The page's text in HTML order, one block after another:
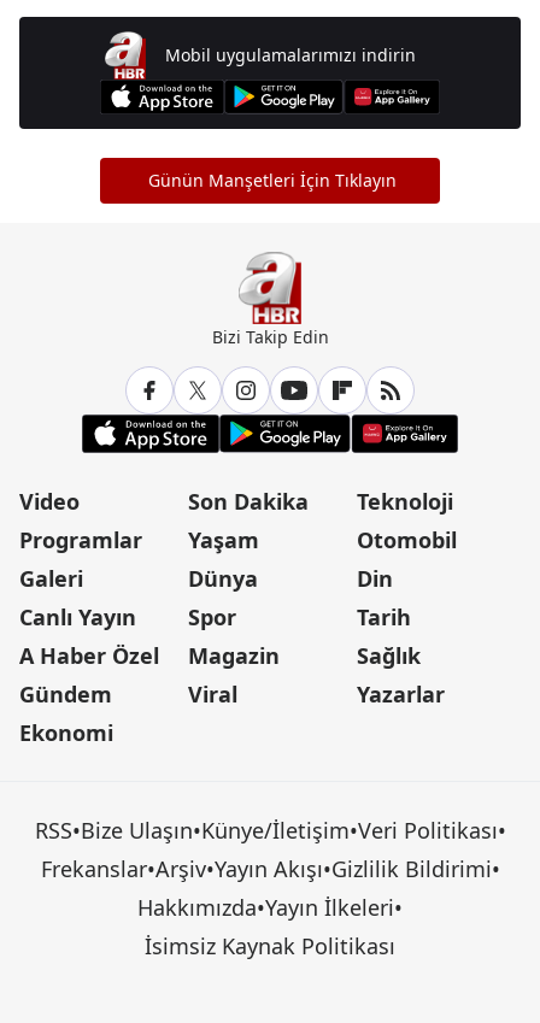
Mobil uygulamalarımızı indirin
Günün Manşetleri İçin Tıklayın
Bizi Takip Edin
Video
Programlar
Galeri
Canlı Yayın
A Haber Özel
Gündem
Ekonomi
Son Dakika
Yaşam
Dünya
Spor
Magazin
Viral
Teknoloji
Otomobil
Din
Tarih
Sağlık
Yazarlar
RSS•Bize Ulaşın•Künye/İletişim•Veri Politikası•
Frekanslar•Arşiv•Yayın Akışı•Gizlilik Bildirimi•
Hakkımızda•Yayın İlkeleri•
İsimsiz Kaynak Politikası